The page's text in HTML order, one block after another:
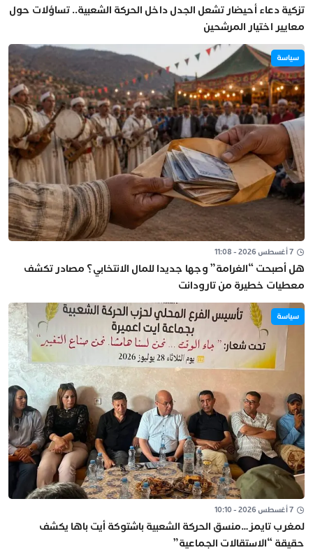
تزكية دعاء أحيضار تشعل الجدل داخل الحركة الشعبية.. تساؤلات حول
معايير اختيار المرشحين
سياسة
7 أغسطس 2026 - 11:08
هل أصبحت “الغرامة” وجها جديدا للمال الانتخابي؟ مصادر تكشف
معطيات خطيرة من تارودانت
سياسة
7 أغسطس 2026 - 10:10
لمغرب تايمز…منسق الحركة الشعبية باشتوكة أيت باها يكشف
حقيقة “الاستقالات الجماعية”